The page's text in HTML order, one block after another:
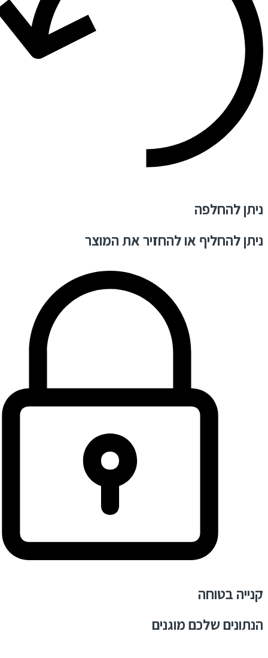
ניתן להחלפה
ניתן להחליף או להחזיר את המוצר
קנייה בטוחה
הנתונים שלכם מוגנים